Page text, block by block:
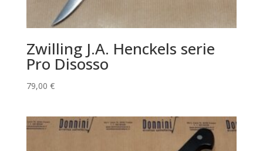
Zwilling J.A. Henckels serie
Pro Disosso
79,00 €